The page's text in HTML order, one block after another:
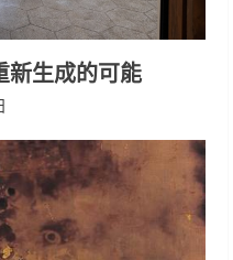
新生成的可能